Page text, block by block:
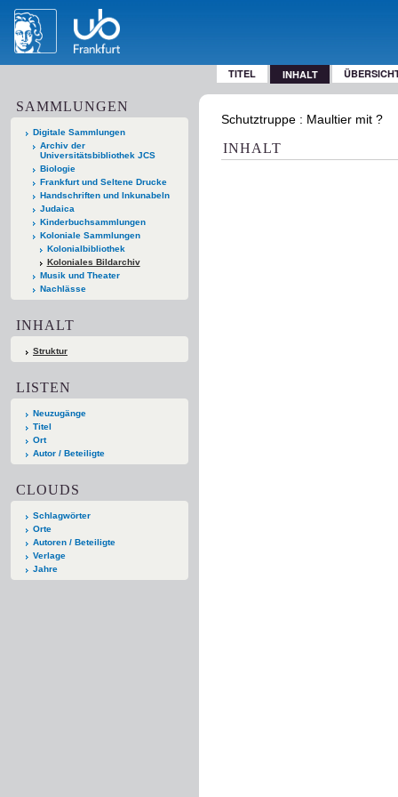
TITEL INHALT
SAMMLUNGEN
Digitale Sammlungen
Archiv der
Universitätsbibliothek JCS
Biologie
Frankfurt und Seltene Drucke
Handschriften und Inkunabeln
Judaica
Kinderbuchsammlungen
Koloniale Sammlungen
Kolonialbibliothek
Koloniales Bildarchiv
Musik und Theater
Nachlässe
INHALT
Struktur
LISTEN
Neuzugänge
Titel
Ort
Autor / Beteiligte
CLOUDS
Schlagwörter
Orte
Autoren / Beteiligte
Verlage
Jahre
Schutztruppe : Maultier mit ?
INHALT